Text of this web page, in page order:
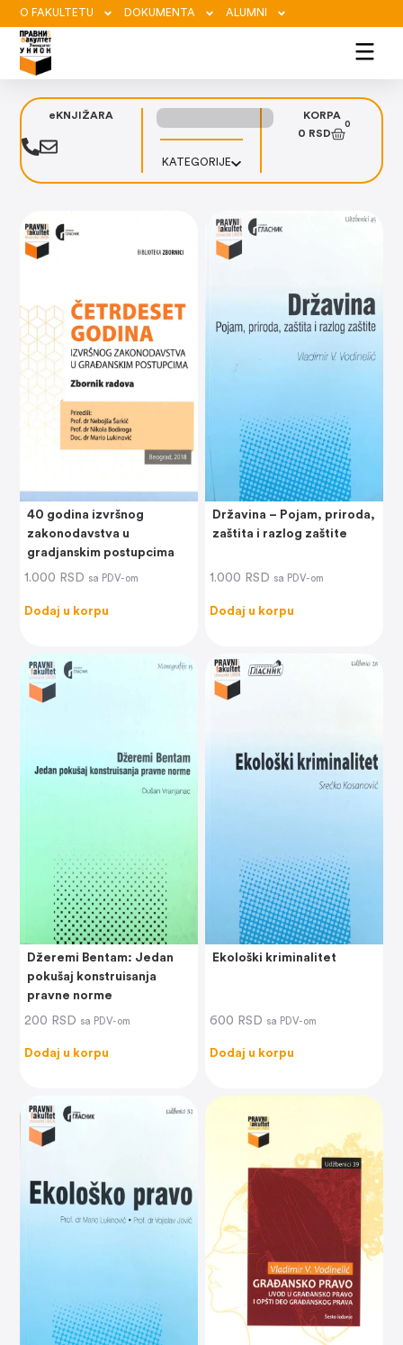
O FAKULTETU DOKUMENTA ALUMNI
eKNJIŽARA
KATEGORIJE
KORPA
0 RSD
0
40 godina izvršnog
zakonodavstva u
gradjanskim postupcima
1.000 RSD sa PDV-om
Dodaj u korpu
Državina – Pojam, priroda,
zaštita i razlog zaštite
1.000 RSD sa PDV-om
Dodaj u korpu
Džeremi Bentam: Jedan
pokušaj konstruisanja
pravne norme
200 RSD sa PDV-om
Dodaj u korpu
Ekološki kriminalitet
600 RSD sa PDV-om
Dodaj u korpu